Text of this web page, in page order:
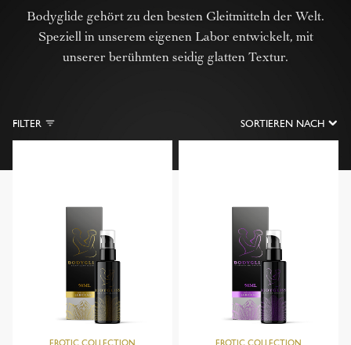
Bodyglide gehört zu den besten Gleitmitteln der Welt.
Speziell in unserem eigenen Labor entwickelt, mit
unserer berühmten seidig glatten Textur.
FILTER SORTIEREN NACH
Name A-Z
Neueste Produkte
Älteste Produkte